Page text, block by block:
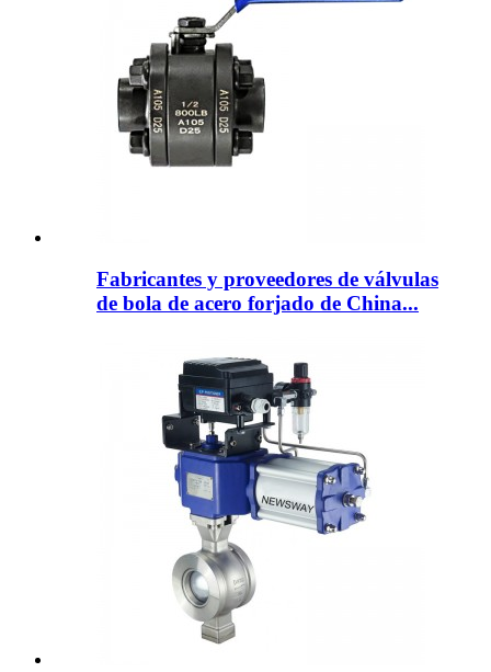
Fabricantes y proveedores de válvulas
de bola de acero forjado de China...